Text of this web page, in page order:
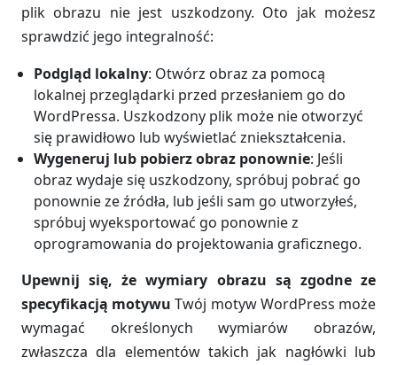
plik obrazu nie jest uszkodzony. Oto jak możesz
sprawdzić jego integralność:
Podgląd lokalny: Otwórz obraz za pomocą
lokalnej przeglądarki przed przesłaniem go do
WordPressa. Uszkodzony plik może nie otworzyć
się prawidłowo lub wyświetlać zniekształcenia.
Wygeneruj lub pobierz obraz ponownie: Jeśli
obraz wydaje się uszkodzony, spróbuj pobrać go
ponownie ze źródła, lub jeśli sam go utworzyłeś,
spróbuj wyeksportować go ponownie z
oprogramowania do projektowania graficznego.
Upewnij się, że wymiary obrazu są zgodne ze
specyfikacją motywu Twój motyw WordPress może
wymagać określonych wymiarów obrazów,
zwłaszcza dla elementów takich jak nagłówki lub